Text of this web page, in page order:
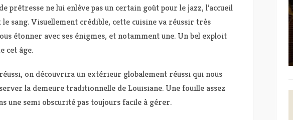
prêtresse ne lui enlève pas un certain goût pour le jazz, l’accueil
le sang. Visuellement crédible, cette cuisine va réussir très
étonner avec ses énigmes, et notamment une. Un bel exploit
cet âge.
on découvrira un extérieur globalement réussi qui nous
la demeure traditionnelle de Louisiane. Une fouille assez
une semi obscurité pas toujours facile à gérer.